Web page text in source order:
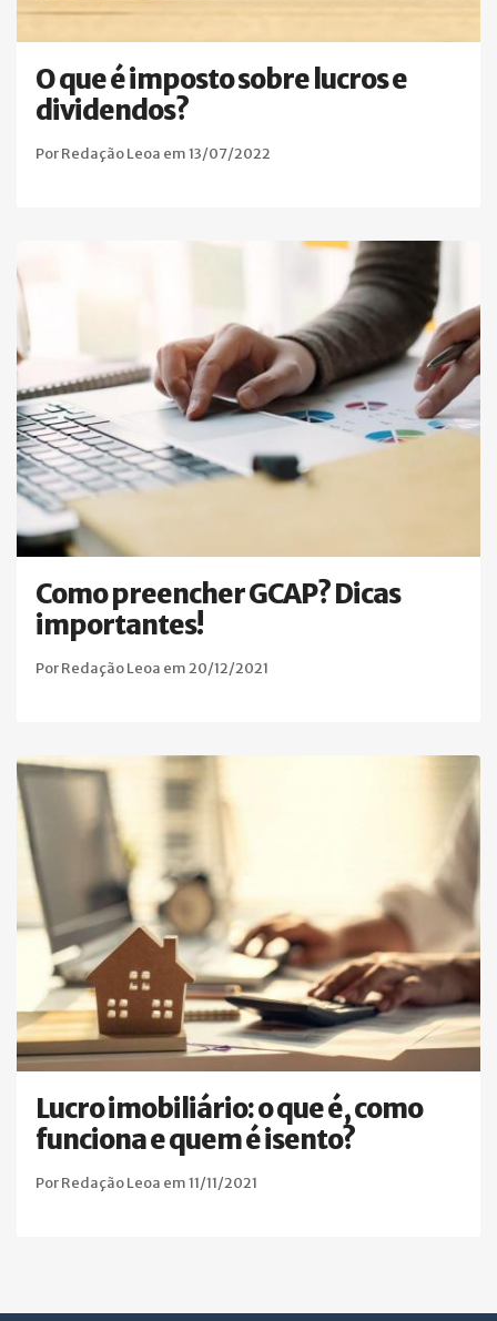
O que é imposto sobre lucros e
dividendos?
Por Redação Leoa em 13/07/2022
Como preencher GCAP? Dicas
importantes!
Por Redação Leoa em 20/12/2021
Lucro imobiliário: o que é, como
funciona e quem é isento?
Por Redação Leoa em 11/11/2021